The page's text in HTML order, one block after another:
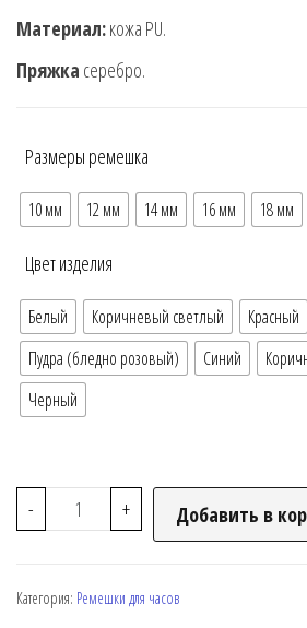
Материал:кожа PU.
Пряжка серебро.
Размеры ремешка
10 мм 12 мм 14 мм 16 мм 18 мм
Цвет изделия
Белый Коричневый светлый
Красный
Пудра (бледно розовый)
Синий
Черный
- + Добавить в
Категория: Ремешки для часов